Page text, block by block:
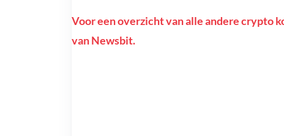
Voor een overzicht van alle andere crypto
van Newsbit.